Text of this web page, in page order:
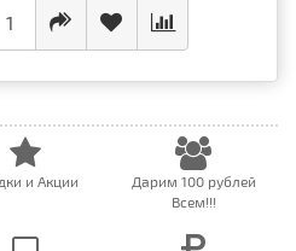
и Акции
Дарим 100 рублей
Всем!!!